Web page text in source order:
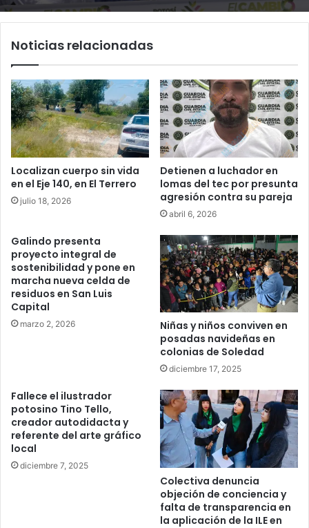
Noticias relacionadas
Localizan cuerpo sin vida
en el Eje 140, en El Terrero
julio 18, 2026
Detienen a luchador en
lomas del tec por presunta
agresión contra su pareja
abril 6, 2026
Galindo presenta
proyecto integral de
sostenibilidad y pone en
marcha nueva celda de
residuos en San Luis
Capital
marzo 2, 2026
Niñas y niños conviven en
posadas navideñas en
colonias de Soledad
diciembre 17, 2025
Fallece el ilustrador
potosino Tino Tello,
creador autodidacta y
referente del arte gráfico
local
diciembre 7, 2025
Colectiva denuncia
objeción de conciencia y
falta de transparencia en
la aplicación de la ILE en